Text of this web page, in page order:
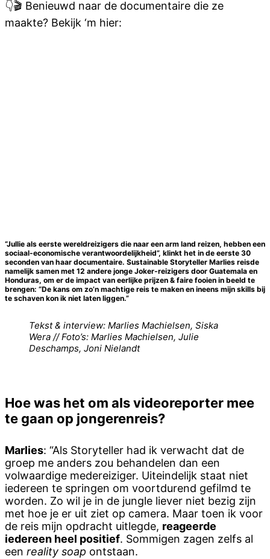
👇🎬 Benieuwd naar de documentaire die ze
maakte? Bekijk ‘m hier:
“Jullie als eerste wereldreizigers die naar een arm land reizen, hebben een
sociaal-economische verantwoordelijkheid”, klinkt het in de eerste 30
seconden van haar documentaire. Sustainable Storyteller Marlies reisde
namelijk samen met 12 andere jonge Joker-reizigers door Guatemala en
Honduras, om er de impact van eerlijke prijzen & faire fooien in beeld te
brengen: “De kans om zo’n machtige reis te maken en ineens mijn skills bij
te schaven kon ik niet laten liggen.”
Tekst & interview: Marlies Machielsen, Siska
Wera // Foto’s: Marlies Machielsen, Julie
Deschamps, Joni Nielandt
Hoe was het om als videoreporter mee
te gaan op jongerenreis?
Marlies: “Als Storyteller had ik verwacht dat de
groep me anders zou behandelen dan een
volwaardige medereiziger. Uiteindelijk staat niet
iedereen te springen om voortdurend gefilmd te
worden. Zo wil je in de jungle liever niet bezig zijn
met hoe je er uit ziet op camera. Maar toen ik voor
de reis mijn opdracht uitlegde, reageerde
iedereen heel positief. Sommigen zagen zelfs al
een reality soap ontstaan.